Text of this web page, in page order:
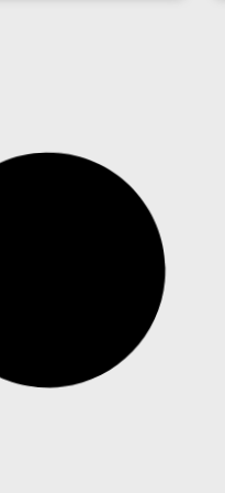
segurança com
sem Wi-Fi